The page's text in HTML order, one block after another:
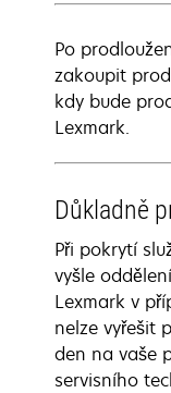
Po
zakoupit
kdy bude
Lexmark.
Důkladně
Při pokrytí
vyšle
Lexmark v
nelze vyřešit
den na vaše
servisního